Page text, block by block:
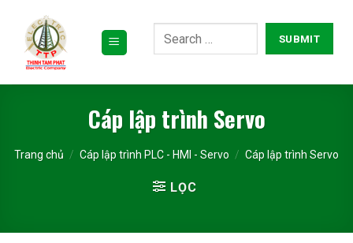
dung
Cáp lập trình Servo
Trang chủ / Cáp lập trình PLC - HMI - Servo / Cáp lập trình Servo
LỌC